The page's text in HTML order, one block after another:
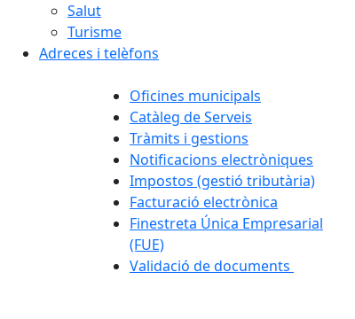
Salut
Turisme
Adreces i telèfons
Oficines municipals
Catàleg de Serveis
Tràmits i gestions
Notificacions electròniques
Impostos (gestió tributària)
Facturació electrònica
Finestreta Única Empresarial
(FUE)
Validació de documents